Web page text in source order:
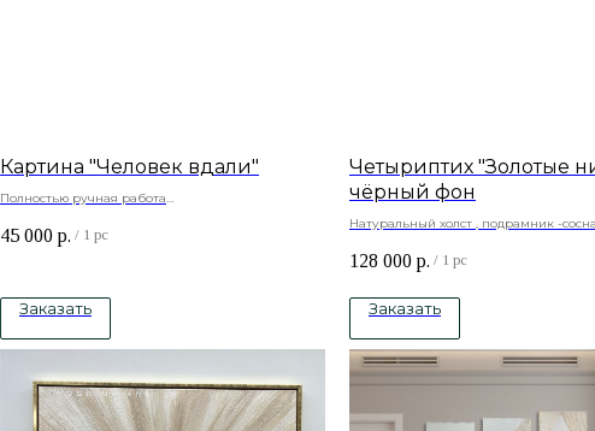
Картина "Человек вдали"
Полностью ручная работа
краски
45 000 р. / 1 pc
Заказать
Четыриптих "Золотые
чёрный фон
Натуральный холст , подрамник -
128 000 р. / 1 pc
Заказать